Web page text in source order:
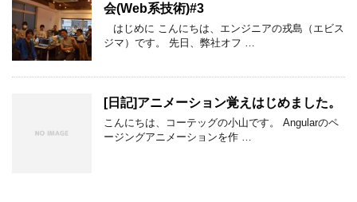
会(Web系技術)#3
はじめに こんにちは、エンジニアの戎島（エビス
ジマ）です。 先日、弊社オフ …
[日記]アニメーション覚えはじめました。
こんにちは、コーテッグの小山です。 Angularのペ
ージングアニメーションを作 …